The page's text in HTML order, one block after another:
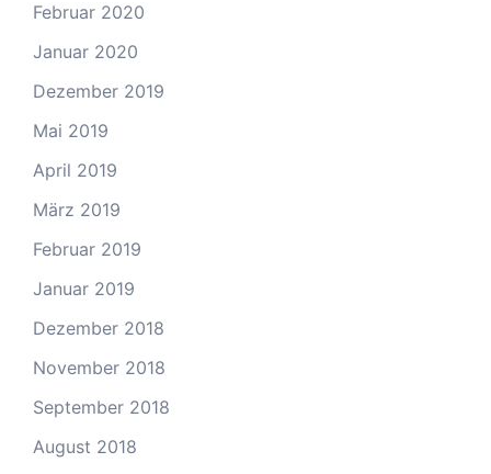
Februar 2020
Januar 2020
Dezember 2019
Mai 2019
April 2019
März 2019
Februar 2019
Januar 2019
Dezember 2018
November 2018
September 2018
August 2018